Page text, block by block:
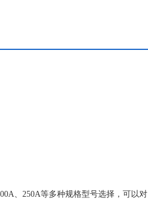
、250A等多种规格型号选择，可以对